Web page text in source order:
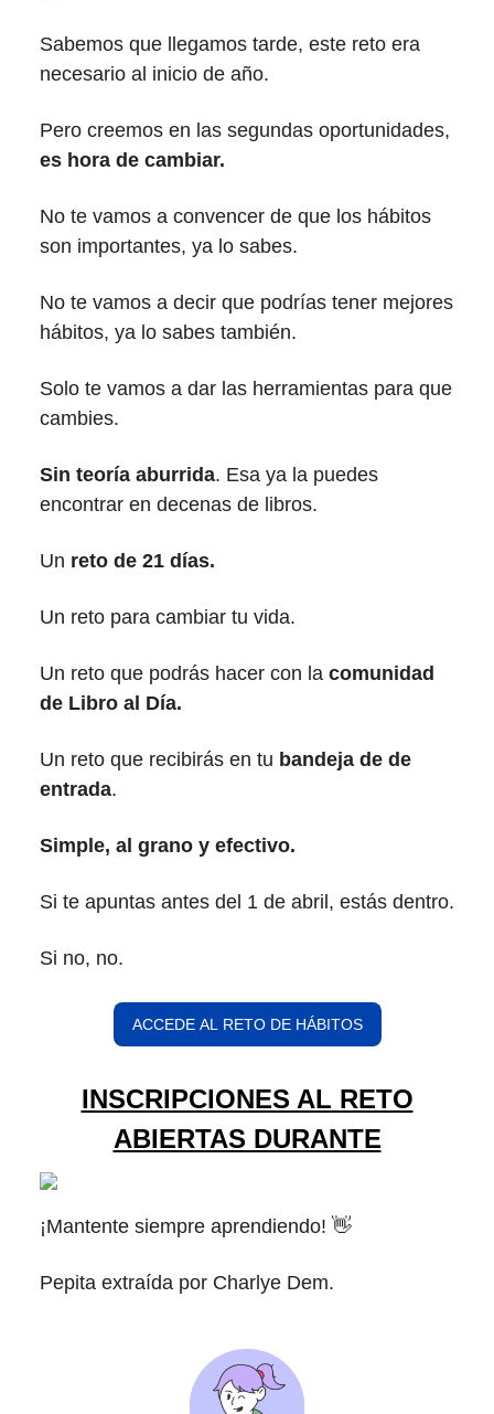
Sabemos que llegamos tarde, este reto era
necesario al inicio de año.
Pero creemos en las segundas oportunidades,
es hora de cambiar.
No te vamos a convencer de que los hábitos
son importantes, ya lo sabes.
No te vamos a decir que podrías tener mejores
hábitos, ya lo sabes también.
Solo te vamos a dar las herramientas para que
cambies.
Sin teoría aburrida. Esa ya la puedes
encontrar en decenas de libros.
Un reto de 21 días.
Un reto para cambiar tu vida.
Un reto que podrás hacer con la comunidad
de Libro al Día.
Un reto que recibirás en tu bandeja de de
entrada.
Simple, al grano y efectivo.
Si te apuntas antes del 1 de abril, estás dentro.
Si no, no.
ACCEDE AL RETO DE HÁBITOS
INSCRIPCIONES AL RETO
ABIERTAS DURANTE
¡Mantente siempre aprendiendo! 👋
Pepita extraída por Charlye Dem.